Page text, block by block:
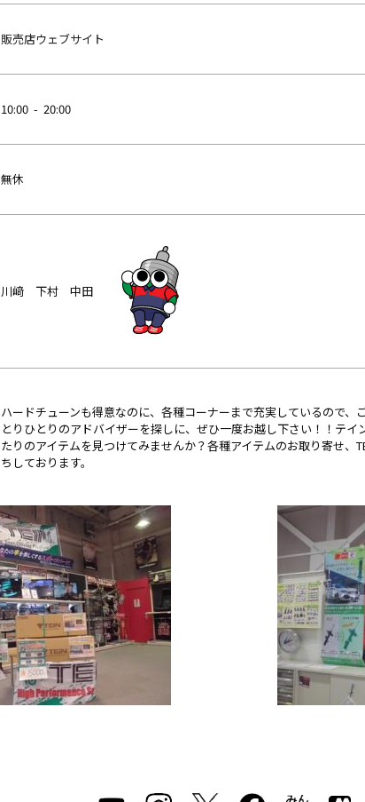
販売店ウェブサイト
10:00 - 20:00
無休
川﨑 下村 中田
ハードチューンも得意なのに、各種コーナーまで充実しているので、
とりひとりのアドバイザーを探しに、ぜひ一度お越し下さい！！テ
たりのアイテムを見つけてみませんか？各種アイテムのお取り寄せ、
ちしております。